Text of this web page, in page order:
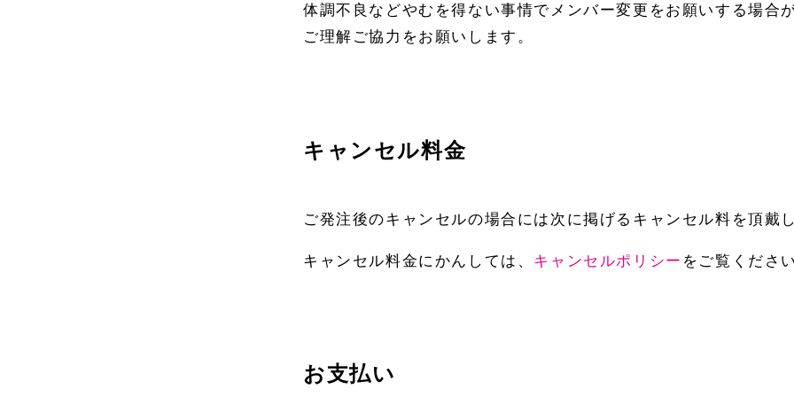
体調不良などやむを得ない事情でメンバー変更をお願いする場合
ご理解ご協力をお願いします。
キャンセル料金
ご発注後のキャンセルの場合には次に掲げるキャンセル料を頂戴し
キャンセル料金にかんしては、 キャンセルポリシー をご覧ください
お支払い